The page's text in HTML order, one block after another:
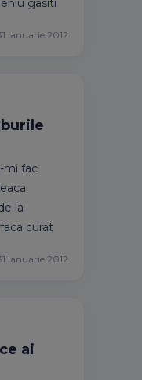
gasiti
ianuarie 2012
mi fac
la
curat
ianuarie 2012
ai